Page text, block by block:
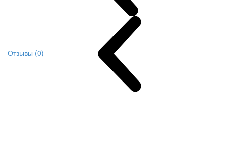
Отзывы (0)